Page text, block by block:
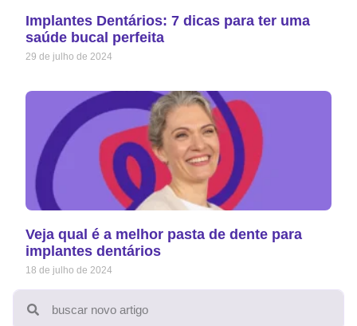
Implantes Dentários: 7 dicas para ter uma
saúde bucal perfeita
29 de julho de 2024
Veja qual é a melhor pasta de dente para
implantes dentários
18 de julho de 2024